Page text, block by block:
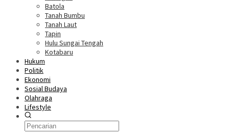
Batola
Tanah Bumbu
Tanah Laut
Tapin
Hulu Sungai Tengah
Kotabaru
Hukum
Politik
Ekonomi
Sosial Budaya
Olahraga
Lifestyle